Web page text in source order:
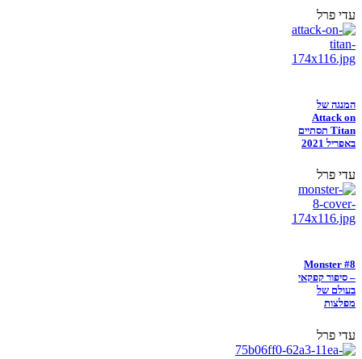
עדי פרל
המנגה של
Attack on
Titan תסתיים
באפריל 2021
עדי פרל
Monster #8
– סיפור קפקאי
בעולם של
מפלצות
עדי פרל